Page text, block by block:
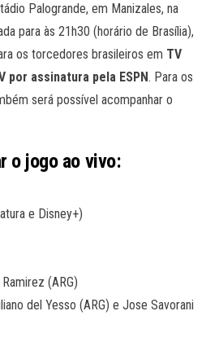
Palogrande, em Manizales, na
para às 21h30 (horário de Brasília),
os torcedores brasileiros em TV
por assinatura pela ESPN. Para os
será possível acompanhar o
o jogo ao vivo:
e Disney+)
(ARG)
del Yesso (ARG) e Jose Savorani